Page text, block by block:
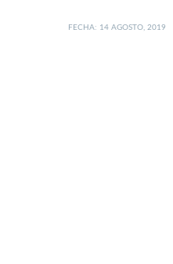
FECHA: 14 AGOSTO, 2019